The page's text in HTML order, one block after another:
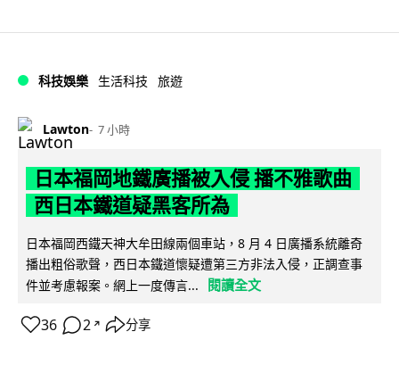
科技娛樂 生活科技 旅遊
Lawton 7 小時
日本福岡地鐵廣播被入侵 播不雅歌曲
西日本鐵道疑黑客所為
日本福岡西鐵天神大牟田線兩個車站，8 月 4 日廣播系統離奇
播出粗俗歌聲，西日本鐵道懷疑遭第三方非法入侵，正調查事
件並考慮報案。網上一度傳言...
閱讀全文
36 2 ↗ 分享